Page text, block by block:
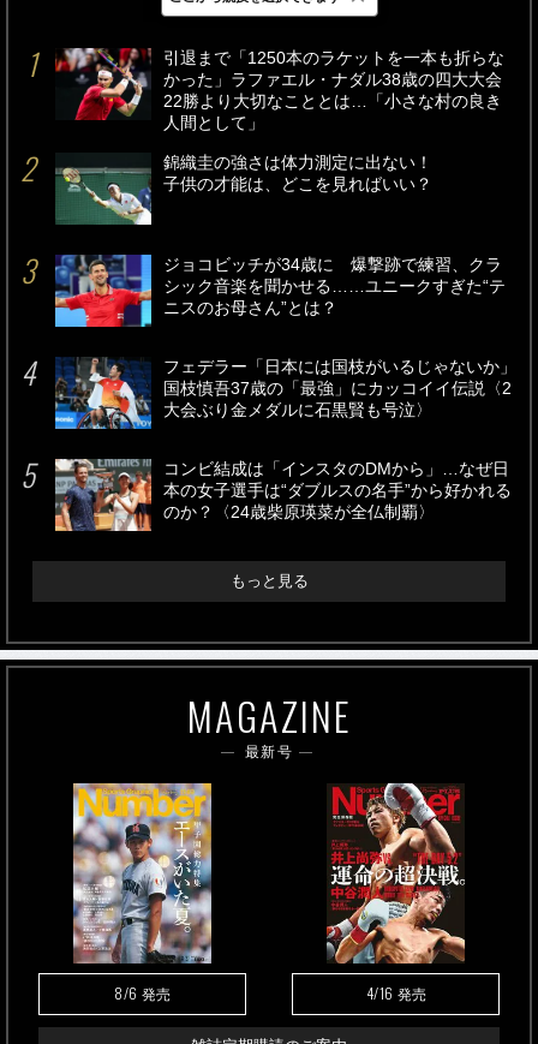
最新 24時間 週間
引退まで「1250本のラケットを一本も折らな
かった」ラファエル・ナダル38歳の四大大会
22勝より大切なこととは…「小さな村の良き
人間として」
錦織圭の強さは体力測定に出ない！
子供の才能は、どこを見ればいい？
ジョコビッチが34歳に 爆撃跡で練習、クラ
シック音楽を聞かせる……ユニークすぎた“テ
ニスのお母さん”とは？
フェデラー「日本には国枝がいるじゃないか」
国枝慎吾37歳の「最強」にカッコイイ伝説〈2
大会ぶり金メダルに石黒賢も号泣〉
コンビ結成は「インスタのDMから」…なぜ日
本の女子選手は“ダブルスの名手”から好かれる
のか？〈24歳柴原瑛菜が全仏制覇〉
もっと見る
MAGAZINE
最新号
8/6 発売 4/16 発売